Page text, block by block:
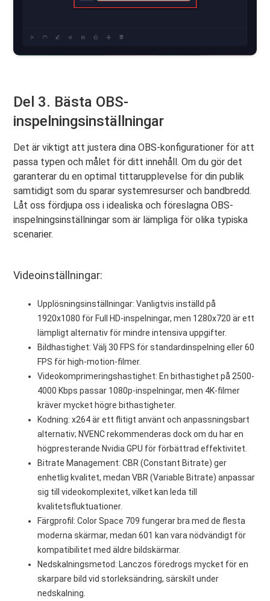
Del 3. Bästa OBS-
inspelningsinställningar
Det är viktigt att justera dina OBS-konfigurationer för att
passa typen och målet för ditt innehåll. Om du gör det
garanterar du en optimal tittarupplevelse för din publik
samtidigt som du sparar systemresurser och bandbredd.
Låt oss fördjupa oss i idealiska och föreslagna OBS-
inspelningsinställningar som är lämpliga för olika typiska
scenarier.
Videoinställningar:
Upplösningsinställningar: Vanligtvis inställd på
1920x1080 för Full HD-inspelningar, men 1280x720 är ett
lämpligt alternativ för mindre intensiva uppgifter.
Bildhastighet: Välj 30 FPS för standardinspelning eller 60
FPS för high-motion-filmer.
Videokomprimeringshastighet: En bithastighet på 2500-
4000 Kbps passar 1080p-inspelningar, men 4K-filmer
kräver mycket högre bithastigheter.
Kodning: x264 är ett flitigt använt och anpassningsbart
alternativ; NVENC rekommenderas dock om du har en
högpresterande Nvidia GPU för förbättrad effektivitet.
Bitrate Management: CBR (Constant Bitrate) ger
enhetlig kvalitet, medan VBR (Variable Bitrate) anpassar
sig till videokomplexitet, vilket kan leda till
kvalitetsfluktuationer.
Färgprofil: Color Space 709 fungerar bra med de flesta
moderna skärmar, medan 601 kan vara nödvändigt för
kompatibilitet med äldre bildskärmar.
Nedskalningsmetod: Lanczos föredrogs mycket för en
skarpare bild vid storleksändring, särskilt under
nedskalning.